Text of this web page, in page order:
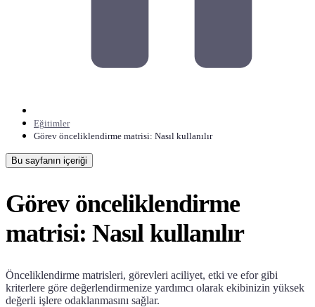
Eğitimler
Görev önceliklendirme matrisi: Nasıl kullanılır
Bu sayfanın içeriği
Görev önceliklendirme
matrisi: Nasıl kullanılır
Önceliklendirme matrisleri, görevleri aciliyet, etki ve efor gibi
kriterlere göre değerlendirmenize yardımcı olarak ekibinizin yüksek
değerli işlere odaklanmasını sağlar.